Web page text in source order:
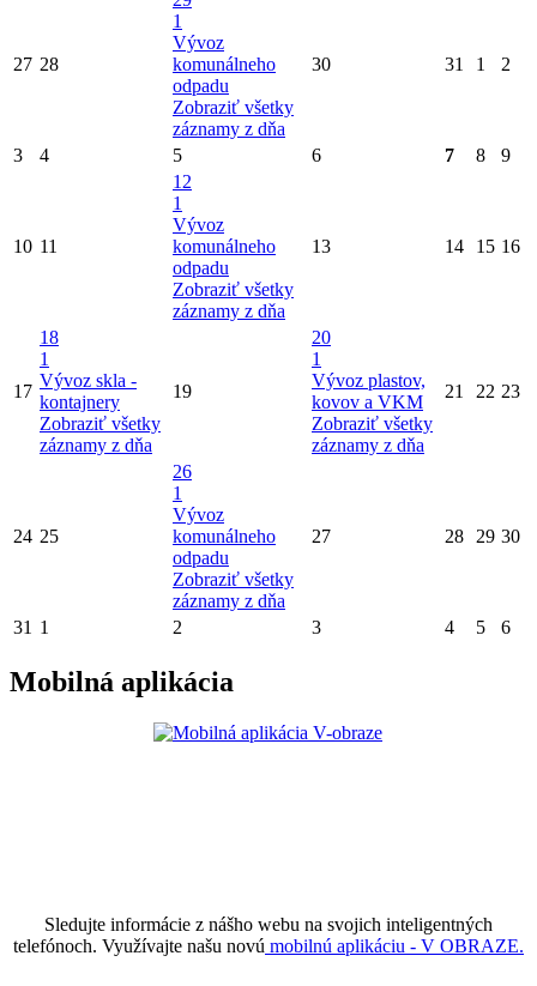
27 28
1
Vývoz
komunálneho
odpadu
Zobraziť všetky
záznamy z dňa
30 31 1 2
3 4 5 6 7 8 9
10 11
12
1
Vývoz
komunálneho
odpadu
Zobraziť všetky
záznamy z dňa
13 14 15 16
17
18
1
Vývoz skla -
kontajnery
Zobraziť všetky
záznamy z dňa
19
20
1
Vývoz plastov,
kovov a VKM
Zobraziť všetky
záznamy z dňa
21 22 23
24 25
26
1
Vývoz
komunálneho
odpadu
Zobraziť všetky
záznamy z dňa
27 28 29 30
31 1 2 3 4 5 6
Mobilná aplikácia
Sledujte informácie z nášho webu na svojich inteligentných
telefónoch. Využívajte našu novú mobilnú aplikáciu - V OBRAZE.